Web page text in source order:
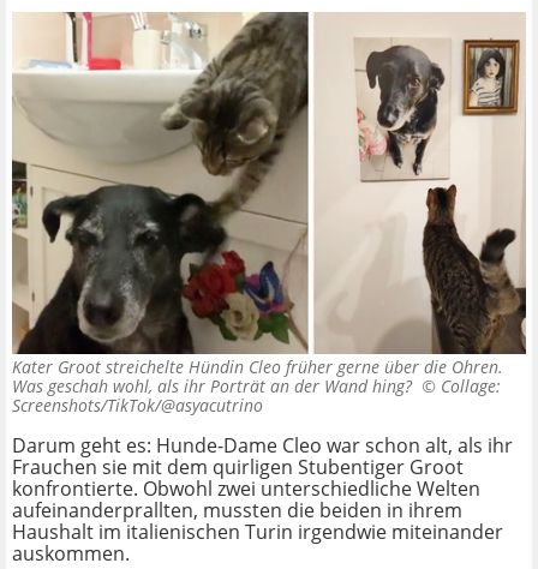
Kater Groot streichelte Hündin Cleo früher gerne über die Ohren.
Was geschah wohl, als ihr Porträt an der Wand hing? © Collage:
Screenshots/TikTok/@asyacutrino
Darum geht es: Hunde-Dame Cleo war schon alt, als ihr
Frauchen sie mit dem quirligen Stubentiger Groot
konfrontierte. Obwohl zwei unterschiedliche Welten
aufeinanderprallten, mussten die beiden in ihrem
Haushalt im italienischen Turin irgendwie miteinander
auskommen.